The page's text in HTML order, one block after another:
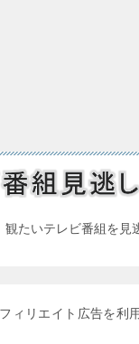
観たいテレビ番組を見
ィリエイト広告を利